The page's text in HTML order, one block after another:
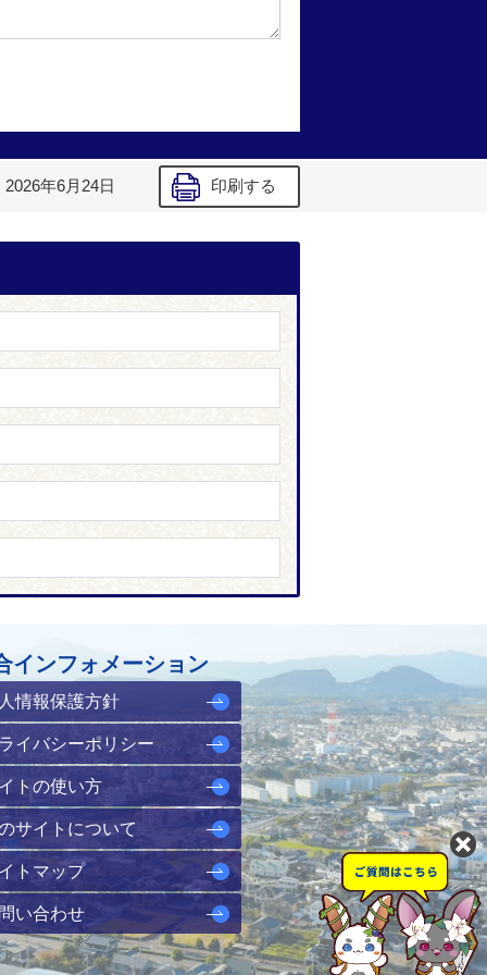
2026年6月24日 印刷する
インフォメーション
情報保護方針
イバシーポリシー
トの使い方
サイトについて
トマップ
い合わせ